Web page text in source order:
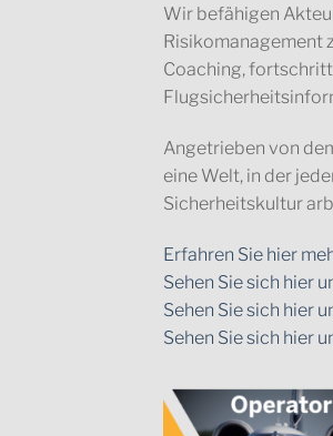
Wir befähigen
Risikomanagement
Coaching,
Angetrieben von
eine Welt, in der
Sicherheitskultur
Erfahren Sie hier
Sehen Sie sich hier
Sehen Sie sich hier
Sehen Sie sich hier